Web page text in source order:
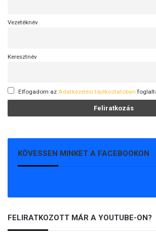
Vezetéknév
Keresztnév
Elfogadom az Adatkezelési tájékoztatóban
KÖVESSEN MINKET A FACEBOOKON
FELIRATKOZOTT MÁR A YOUTUBE-ON?